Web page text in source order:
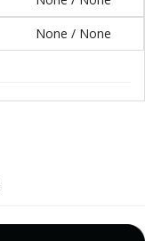
None / None